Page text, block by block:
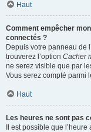
Haut
Comment empêcher
connectés ?
Depuis votre panneau de
trouverez l’option Cacher
ne serez visible que par
Vous serez compté parmi
Haut
Les heures ne sont pas
Il est possible que